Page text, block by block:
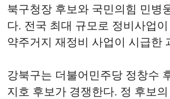
북구청장 후보와 국민의힘 민병
다. 전국 최대 규모로 정비사업이
약주거지 재정비 사업이 시급한
강북구는 더불어민주당 정창수
지호 후보가 경쟁한다. 정 후보